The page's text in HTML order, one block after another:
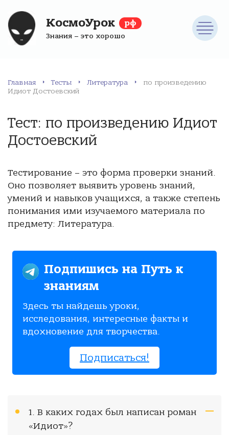
КосмоУрок рф
Знания – это хорошо
Главная Тесты Литература
по произведению
Идиот Достоевский
Тест: по произведению Идиот
Достоевский
Тестирование – это форма проверки знаний.
Оно позволяет выявить уровень знаний,
умений и навыков учащихся, а также степень
понимания ими изучаемого материала по
предмету: Литература.
Подпишись на Путь к
знаниям
Здесь ты найдешь уроки,
исследования, интересные факты и
вдохновение для творчества.
Подписаться!
1. В каких годах был написан роман
«Идиот»?